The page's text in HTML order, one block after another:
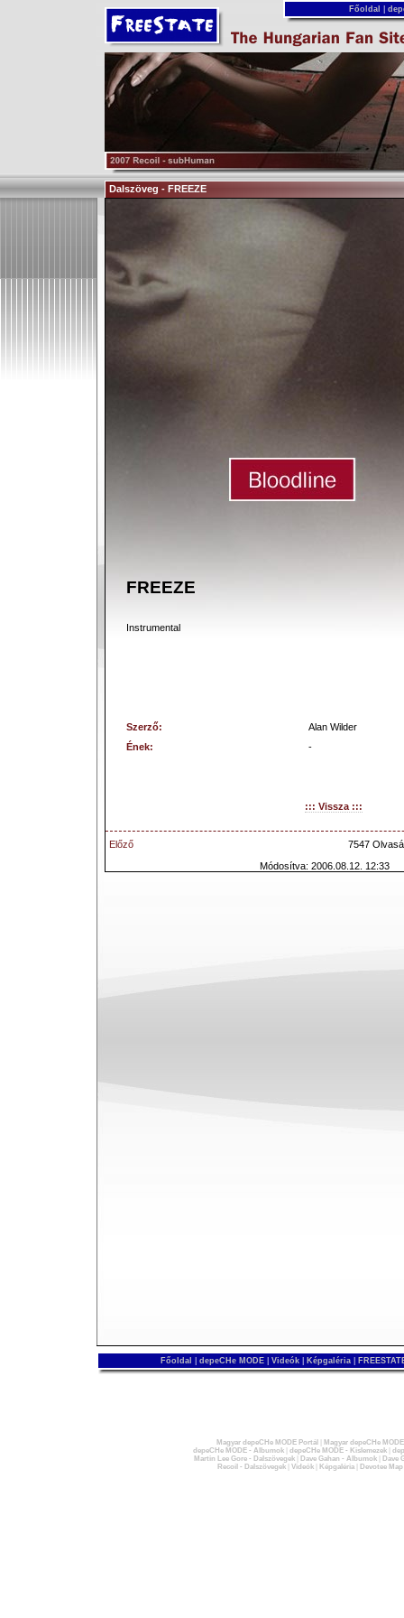
Főoldal
Dalszöveg - FREEZE
FREEZE
Instrumental
Szerző:
Alan Wilder
Ének:
-
::: Vissza :::
Előző
7547
Módosítva: 2006.08.12. 12:33
Főoldal depeCHe MODE Videók Képgaléria
Magyar depeCHe MODE Portál
Magyar depeCHe
depeCHe MODE - Albumok| depeCHe MODE - Kislemezek|
Martin Lee Gore - Dalszövegek| Dave Gahan - Albumok|
Dave
Recoil - Dalszövegek| Videók| Képgaléria| Devotee Map